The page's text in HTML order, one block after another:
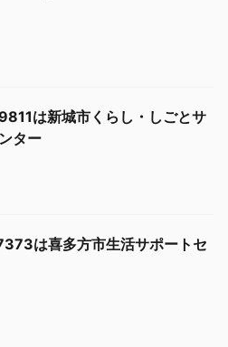
は新城市くらし・しごとサ
ター
は喜多方市生活サポートセ